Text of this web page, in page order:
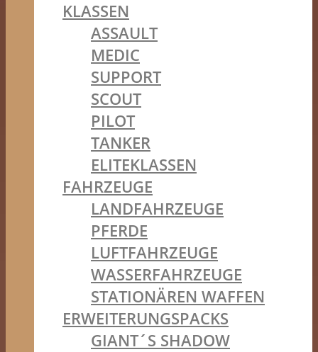
KLASSEN
ASSAULT
MEDIC
SUPPORT
SCOUT
PILOT
TANKER
ELITEKLASSEN
FAHRZEUGE
LANDFAHRZEUGE
PFERDE
LUFTFAHRZEUGE
WASSERFAHRZEUGE
STATIONÄREN WAFFEN
ERWEITERUNGSPACKS
GIANT´S SHADOW